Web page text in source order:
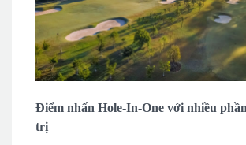
Điểm nhấn Hole-In-One với nhiều
trị